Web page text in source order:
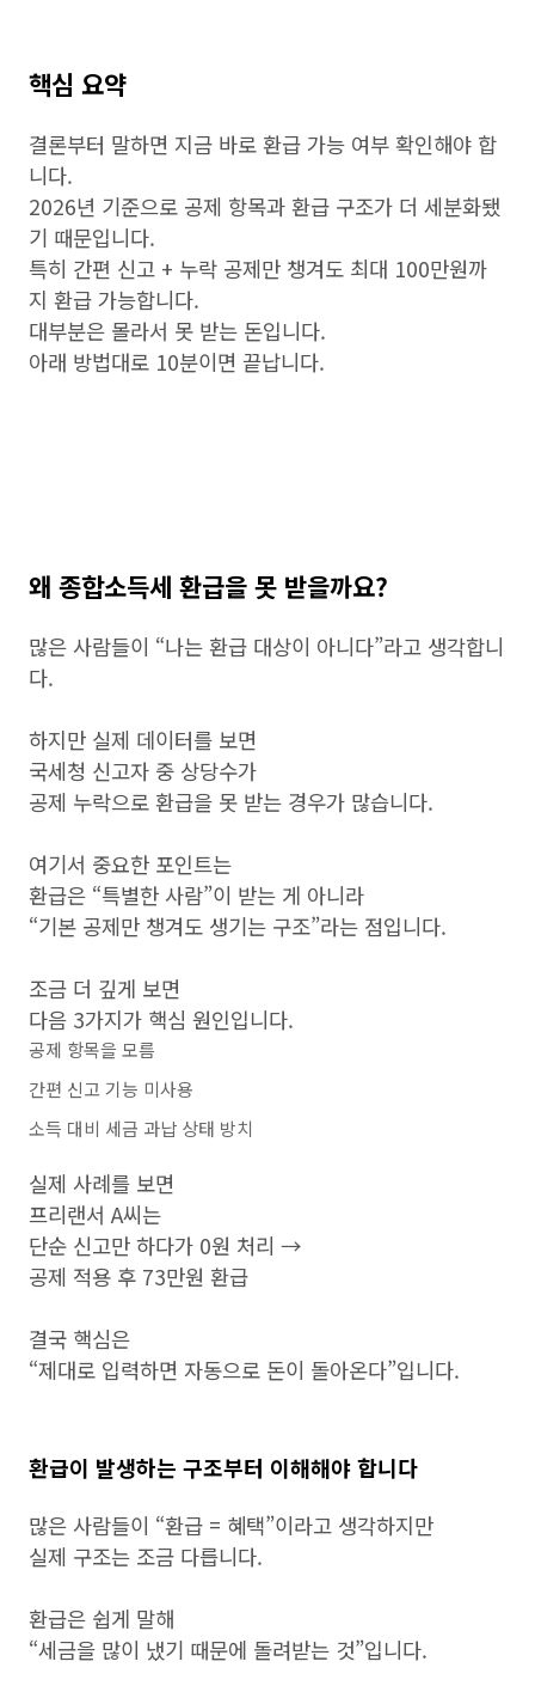
핵심 요약
결론부터 말하면 지금 바로 환급 가능 여부 확인해야 합
니다.
2026년 기준으로 공제 항목과 환급 구조가 더 세분화됐
기 때문입니다.
특히 간편 신고 + 누락 공제만 챙겨도 최대 100만원까
지 환급 가능합니다.
대부분은 몰라서 못 받는 돈입니다.
아래 방법대로 10분이면 끝납니다.
왜 종합소득세 환급을 못 받을까요?
많은 사람들이 “나는 환급 대상이 아니다”라고 생각합니
다.
하지만 실제 데이터를 보면
국세청 신고자 중 상당수가
공제 누락으로 환급을 못 받는 경우가 많습니다.
여기서 중요한 포인트는
환급은 “특별한 사람”이 받는 게 아니라
“기본 공제만 챙겨도 생기는 구조”라는 점입니다.
조금 더 깊게 보면
다음 3가지가 핵심 원인입니다.
공제 항목을 모름
간편 신고 기능 미사용
소득 대비 세금 과납 상태 방치
실제 사례를 보면
프리랜서 A씨는
단순 신고만 하다가 0원 처리 →
공제 적용 후 73만원 환급
결국 핵심은
“제대로 입력하면 자동으로 돈이 돌아온다”입니다.
환급이 발생하는 구조부터 이해해야 합니다
많은 사람들이 “환급 = 혜택”이라고 생각하지만
실제 구조는 조금 다릅니다.
환급은 쉽게 말해
“세금을 많이 냈기 때문에 돌려받는 것”입니다.